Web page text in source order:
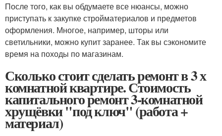
После того, как вы обдумаете все нюансы, можно
приступать к закупке стройматериалов и предметов
оформления. Многое, например, шторы или
светильники, можно купит заранее. Так вы сэкономите
время на походы по магазинам.
Сколько стоит сделать ремонт в 3 х
комнатной квартире. Стоимость
капитального ремонт 3-комнатной
хрущёвки "под ключ" (работа +
материал)